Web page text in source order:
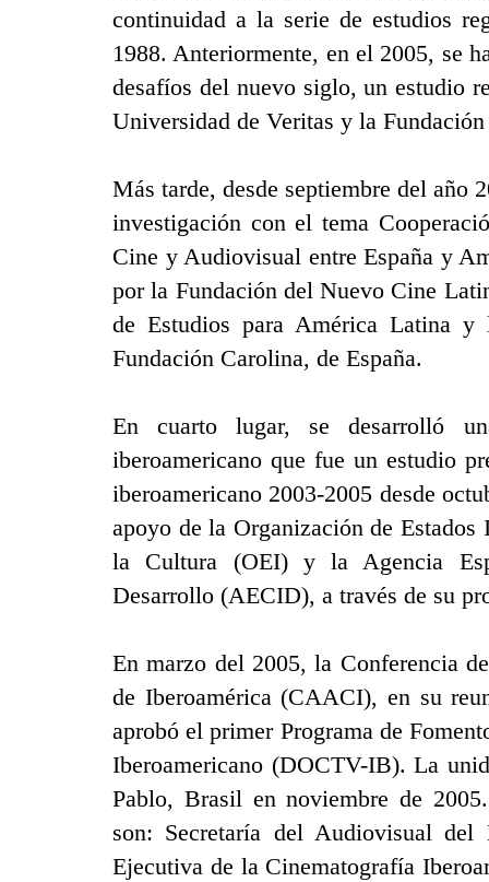
continuidad a la serie de estudios
1988. Anteriormente, en el 2005, se
desafíos del nuevo siglo, un estudio
Universidad de Veritas y la
Más tarde, desde septiembre del año
investigación con el tema
Cine y Audiovisual entre España y
por la Fundación del Nuevo Cine
de Estudios para América Latina
Fundación Carolina, de España.
En cuarto lugar, se desarrolló
iberoamericano que fue un estudio
iberoamericano 2003-2005 desde
apoyo de la Organización de
la Cultura (OEI) y la Agencia
Desarrollo (AECID), a través de su
En marzo del 2005, la Conferencia
de Iberoamérica (CAACI), en su
aprobó el primer Programa de
Iberoamericano (DOCTV-IB). La
Pablo, Brasil en noviembre de
son: Secretaría del Audiovisual
Ejecutiva de la Cinematografía